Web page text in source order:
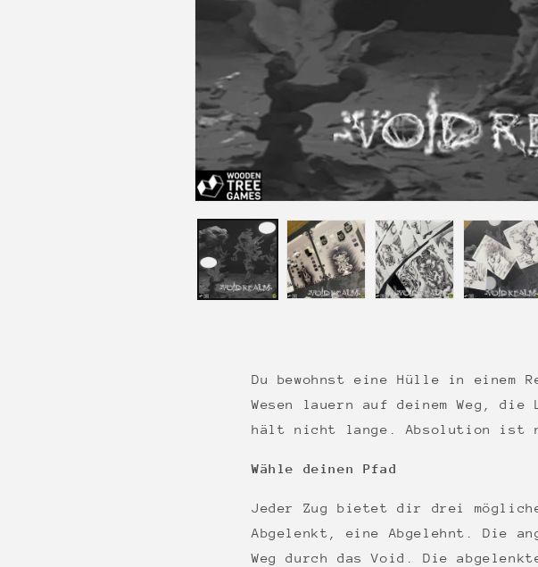
1
in
Modal
öffnen
Du bewohnst eine Hülle in einem
Wesen lauern auf deinem Weg,
hält nicht lange. Absolution ist
Wähle deinen Pfad
Jeder Zug bietet dir drei mögliche
Abgelenkt, eine Abgelehnt. Die
Weg durch das Void. Die